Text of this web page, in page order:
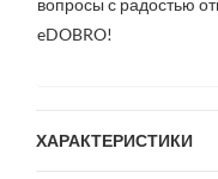
вопросы с радостью
eDOBRO!
ХАРАКТЕРИСТИКИ